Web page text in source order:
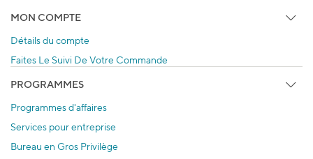
MON COMPTE
Détails du compte
Faites Le Suivi De Votre Commande
PROGRAMMES
Programmes d'affaires
Services pour entreprise
Bureau en Gros Privilège